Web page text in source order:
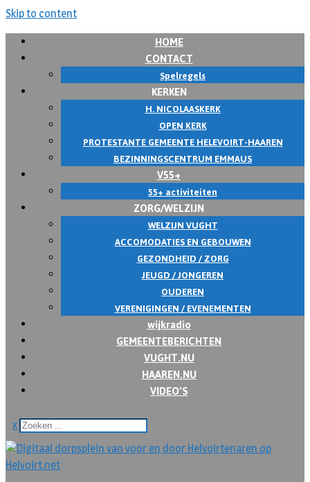
Skip to content
HOME
CONTACT
Spelregels
KERKEN
H. NICOLAASKERK
OPEN KERK
PROTESTANTE GEMEENTE HELEVOIRT-HAAREN
BEZINNINGSCENTRUM EMMAUS
V55+
55+ activiteiten
ZORG/WELZIJN
WELZIJN VUGHT
ACCOMODATIES EN GEBOUWEN
GEZONDHEID / ZORG
JEUGD / JONGEREN
OUDEREN
VERENIGINGEN / EVENEMENTEN
wijkradio
GEMEENTEBERICHTEN
VUGHT.NU
HAAREN.NU
VIDEO’S
x